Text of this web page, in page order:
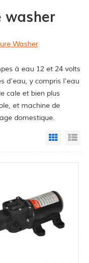
washer
Washer
à eau 12 et 24 volts
d'eau, y compris l'eau
cale et bien plus
et machine de
domestique.
Grid